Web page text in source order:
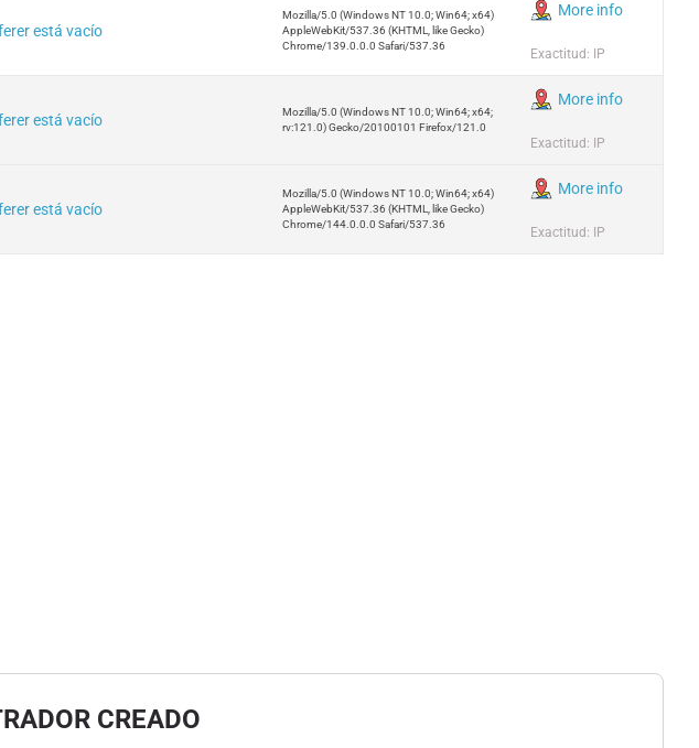
está vacío
Mozilla/5.0 (Windows NT 10.0; Win64; x64)
AppleWebKit/537.36 (KHTML, like Gecko)
Chrome/139.0.0.0 Safari/537.36
More info
Exactitud: IP
está vacío
Mozilla/5.0 (Windows NT 10.0; Win64; x64;
rv:121.0) Gecko/20100101 Firefox/121.0
More info
Exactitud: IP
está vacío
Mozilla/5.0 (Windows NT 10.0; Win64; x64)
AppleWebKit/537.36 (KHTML, like Gecko)
Chrome/144.0.0.0 Safari/537.36
More info
Exactitud: IP
CREADO